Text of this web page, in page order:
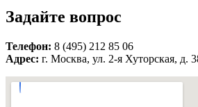
Задайте вопрос
Телефон: 8 (495) 212 85 06
Адрес: г. Москва, ул. 2-я Хуторская, д.